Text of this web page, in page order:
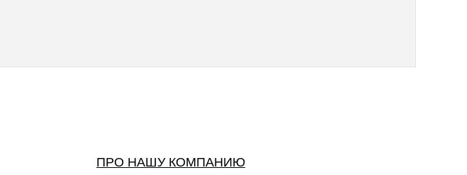
ПРО НАШУ КОМПАНИЮ